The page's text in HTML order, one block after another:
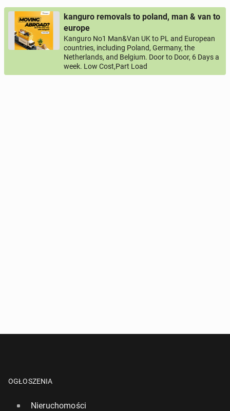
kanguro removals to poland, man & van to
europe
Kanguro No1 Man&Van UK to PL and European
countries, including Poland, Germany, the
Netherlands, and Belgium. Door to Door, 6 Days a
week. Low Cost,Part Load
OGŁOSZENIA
Nieruchomości